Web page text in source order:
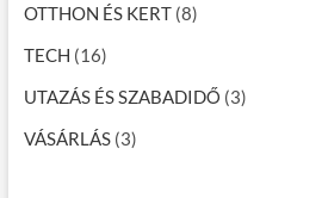
OTTHON ÉS KERT(8)
TECH (16)
UTAZÁS ÉS SZABADIDŐ (3)
VÁSÁRLÁS(3)